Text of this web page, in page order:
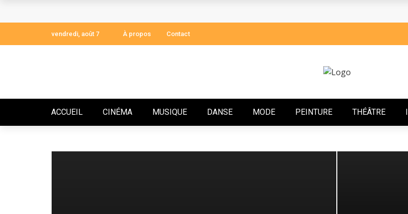
LFC AWARDS ACTE 8 : L’ASSOCIATION LE FILM CAMEROUNAIS ANNONCE LE REPORT DE
DOMAF 2025 : DOUALA S’EMBRASE POUR LA 14ᵉ ÉDITION: RETOUR SUR UNE CONFÉRENCE
ARSÈNE ATEBA : QUAND L’EXCELLENCE ACADÉMIQUE RENCONTRE LE FEU DE LA DANSE
ARNOLD FOKAM DÉVOILE LE CHANT DES INVISIBLES : UNE ÉCOLOGIE INTIME À DOUALA
vendredi, août 7 À propos Contact
ACCUEIL CINÉMA MUSIQUE DANSE MODE PEINTURE THÉÂTRE